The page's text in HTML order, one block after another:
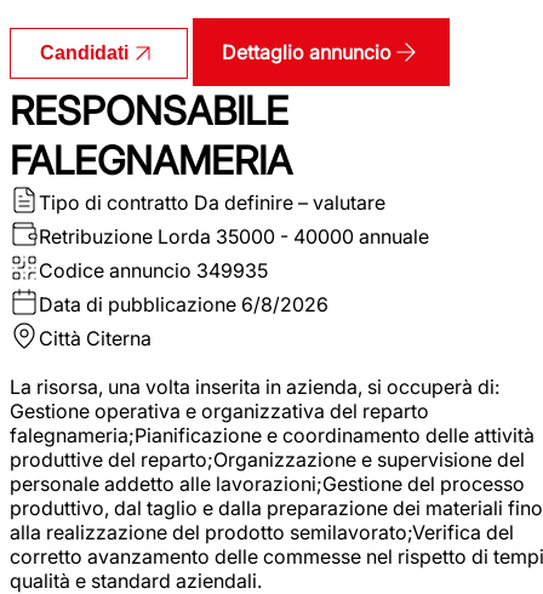
Candidati Dettaglio annuncio
RESPONSABILE
FALEGNAMERIA
Tipo di contratto Da definire – valutare
Retribuzione Lorda 35000 - 40000 annuale
Codice annuncio 349935
Data di pubblicazione 6/8/2026
Città Citerna
La risorsa, una volta inserita in azienda, si occuperà di:
Gestione operativa e organizzativa del reparto
falegnameria;Pianificazione e coordinamento delle attività
produttive del reparto;Organizzazione e supervisione del
personale addetto alle lavorazioni;Gestione del processo
produttivo, dal taglio e dalla preparazione dei materiali fino
alla realizzazione del prodotto semilavorato;Verifica del
corretto avanzamento delle commesse nel rispetto di
qualità e standard aziendali.